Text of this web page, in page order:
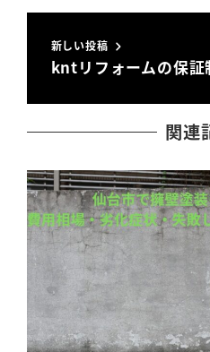
新しい投稿
kntリフォームの保証
関連